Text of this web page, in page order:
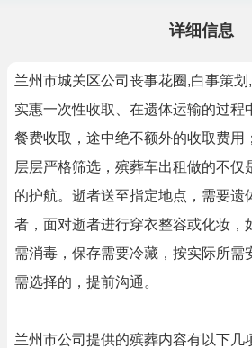
详细信息
兰州市城关区公司丧事花圈,白事策
实惠一次性收取、在遗体运输的过程
餐费收取，途中绝不额外的收取费用
层层严格筛选，殡葬车出租做的不仅
的护航。逝者送至指定地点，需要遗
者，面对逝者进行穿衣整容或化妆，
需消毒，保存需要冷藏，按实际所需
需选择的，提前沟通。
兰州市公司提供的殡葬内容有以下几